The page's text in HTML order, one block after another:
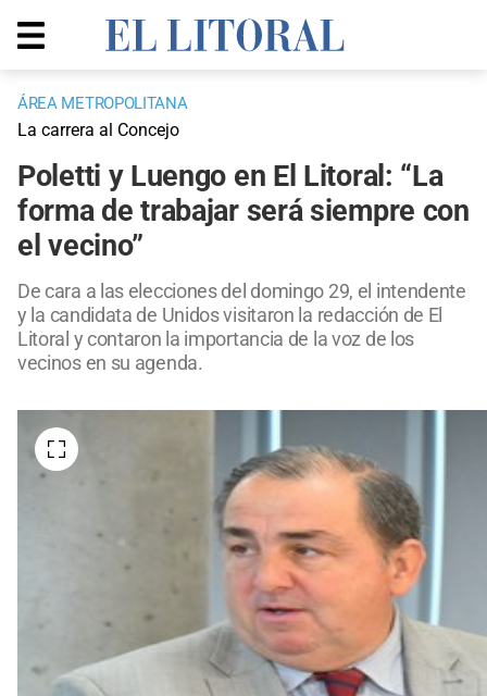
ÁREA METROPOLITANA
La carrera al Concejo
Poletti y Luengo en El Litoral: “La
forma de trabajar será siempre con
el vecino”
De cara a las elecciones del domingo 29, el intendente
y la candidata de Unidos visitaron la redacción de El
Litoral y contaron la importancia de la voz de los
vecinos en su agenda.